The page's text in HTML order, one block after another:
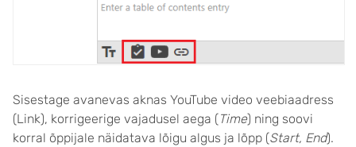
Sisestage avanevas aknas YouTube video veebiaadress
(Link), korrigeerige vajadusel aega (Time) ning soovi
korral õppijale näidatava lõigu algus ja lõpp (Start, End).